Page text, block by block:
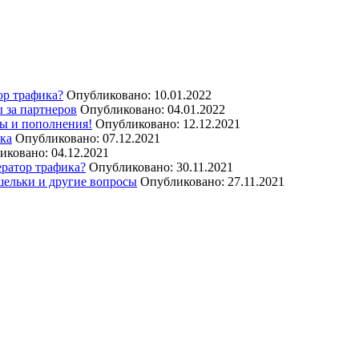
трафика? Опубликовано: 10.01.2022
партнеров Опубликовано: 04.01.2022
и пополнения! Опубликовано: 12.12.2021
Опубликовано: 07.12.2021
04.12.2021
трафика? Опубликовано: 30.11.2021
и другие вопросы Опубликовано: 27.11.2021